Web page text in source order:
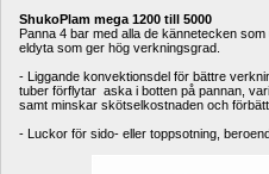
ShukoPlam mega 1200 till 5000
Panna 4 bar med alla de kännetecken
eldyta som ger hög verkningsgrad.
- Liggande konvektionsdel för bättre
tuber förflytar aska i botten på pannan,
samt minskar skötselkostnaden och
- Luckor för sido- eller toppsotning,